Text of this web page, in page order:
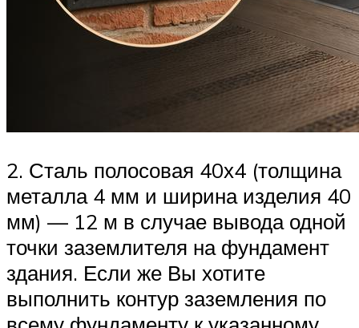
2. Сталь полосовая 40х4 (толщина
металла 4 мм и ширина изделия 40
мм) — 12 м в случае вывода одной
точки заземлителя на фундамент
здания. Если же Вы хотите
выполнить контур заземления по